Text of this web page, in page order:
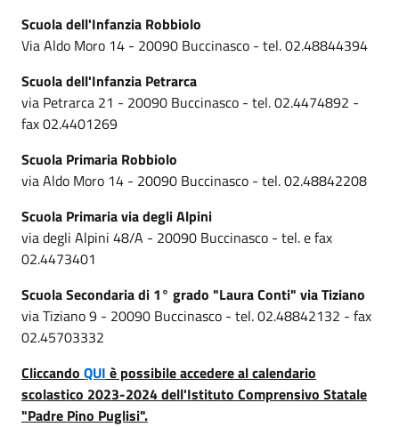
Scuola dell'Infanzia Robbiolo
Via Aldo Moro 14 - 20090 Buccinasco - tel. 02.48844394
Scuola dell'Infanzia Petrarca
via Petrarca 21 - 20090 Buccinasco - tel. 02.4474892 -
fax 02.4401269
Scuola Primaria Robbiolo
via Aldo Moro 14 - 20090 Buccinasco - tel. 02.48842208
Scuola Primaria via degli Alpini
via degli Alpini 48/A - 20090 Buccinasco - tel. e fax
02.4473401
Scuola Secondaria di 1° grado "Laura Conti" via Tiziano
via Tiziano 9 - 20090 Buccinasco - tel. 02.48842132 - fax
02.45703332
Cliccando QUI è possibile accedere al calendario
scolastico 2023-2024 dell'Istituto Comprensivo Statale
"Padre Pino Puglisi".